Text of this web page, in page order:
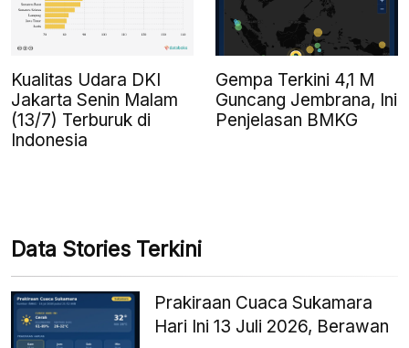
Kualitas Udara DKI
Jakarta Senin Malam
(13/7) Terburuk di
Indonesia
Gempa Terkini 4,1 M
Guncang Jembrana, Ini
Penjelasan BMKG
Data Stories Terkini
Prakiraan Cuaca Sukamara
Hari Ini 13 Juli 2026, Berawan